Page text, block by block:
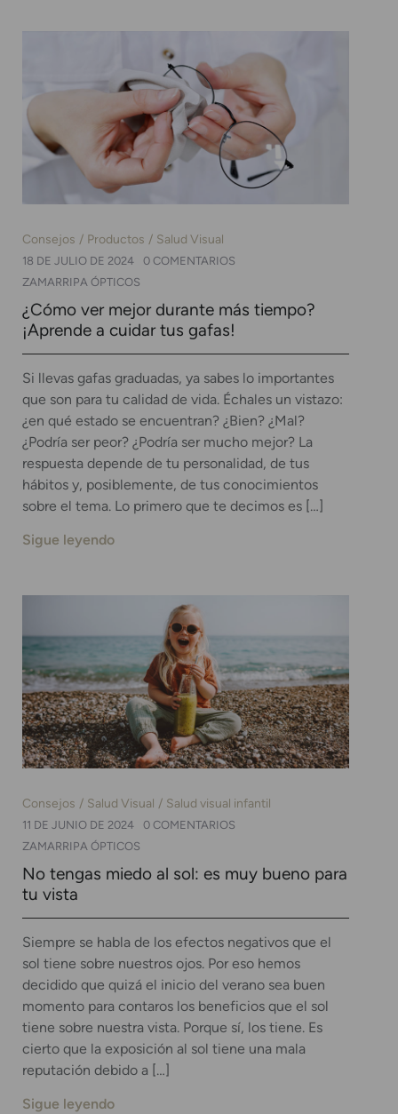
Consejos Productos Salud Visual
18 DE JULIO DE 2024
0 COMENTARIOS
ZAMARRIPA ÓPTICOS
¿Cómo ver mejor durante más tiempo?
¡Aprende a cuidar tus gafas!
Si llevas gafas graduadas, ya sabes lo importantes
que son para tu calidad de vida. Échales un vistazo:
¿en qué estado se encuentran? ¿Bien? ¿Mal?
¿Podría ser peor? ¿Podría ser mucho mejor? La
respuesta depende de tu personalidad, de tus
hábitos y, posiblemente, de tus conocimientos
sobre el tema. Lo primero que te decimos es […]
Sigue leyendo
Consejos Salud Visual Salud visual infantil
11 DE JUNIO DE 2024
0 COMENTARIOS
ZAMARRIPA ÓPTICOS
No tengas miedo al sol: es muy bueno para
tu vista
Siempre se habla de los efectos negativos que el
sol tiene sobre nuestros ojos. Por eso hemos
decidido que quizá el inicio del verano sea buen
momento para contaros los beneficios que el sol
tiene sobre nuestra vista. Porque sí, los tiene. Es
cierto que la exposición al sol tiene una mala
reputación debido a […]
Sigue leyendo